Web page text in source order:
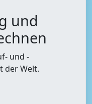
und
und -
der Welt.